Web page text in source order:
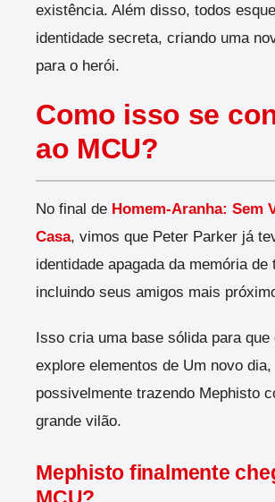
existência. Além disso, todos
identidade secreta, criando uma
para o herói.
Como isso se
ao MCU?
No final de Homem-Aranha: Sem
Casa, vimos que Peter Parker já
identidade apagada da memória de
incluindo seus amigos mais
Isso cria uma base sólida para que
explore elementos de Um novo dia,
possivelmente trazendo Mephisto
grande vilão.
Mephisto finalmente